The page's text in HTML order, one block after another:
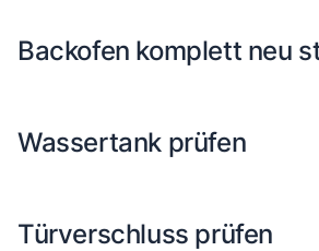
Backofen komplett neu
Wassertank prüfen
Türverschluss prüfen